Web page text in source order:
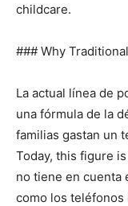
childcare.
### Why
La actual línea de
una fórmula de la
familias gastan un
Today, this figure
no tiene en cuenta
como los teléfonos